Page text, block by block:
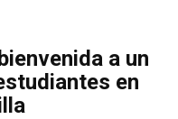
a un
en